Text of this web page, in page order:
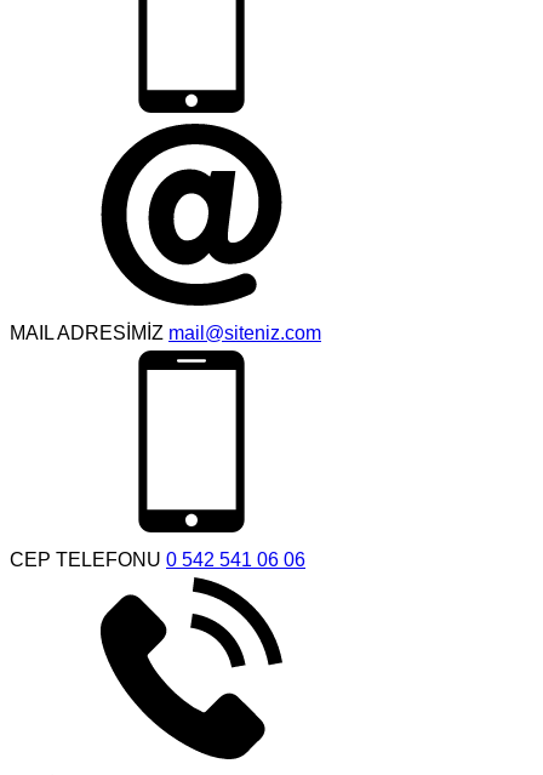
MAIL ADRESİMİZ mail@siteniz.com
CEP TELEFONU 0 542 541 06 06